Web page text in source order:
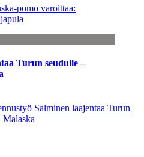
pomo varoittaa:
Turun seudulle –
Salminen laajentaa Turun